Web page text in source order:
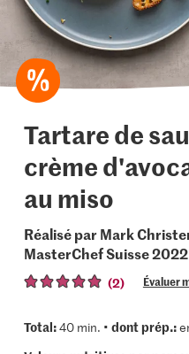
Tartare de
crème
au miso
Réalisé par Mark
MasterChef Suisse 2022
(2) Évaluer
Total:40 min. • dont prép.: